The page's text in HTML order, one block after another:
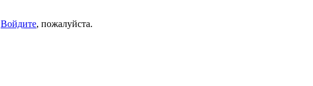
Войдите, пожалуйста.